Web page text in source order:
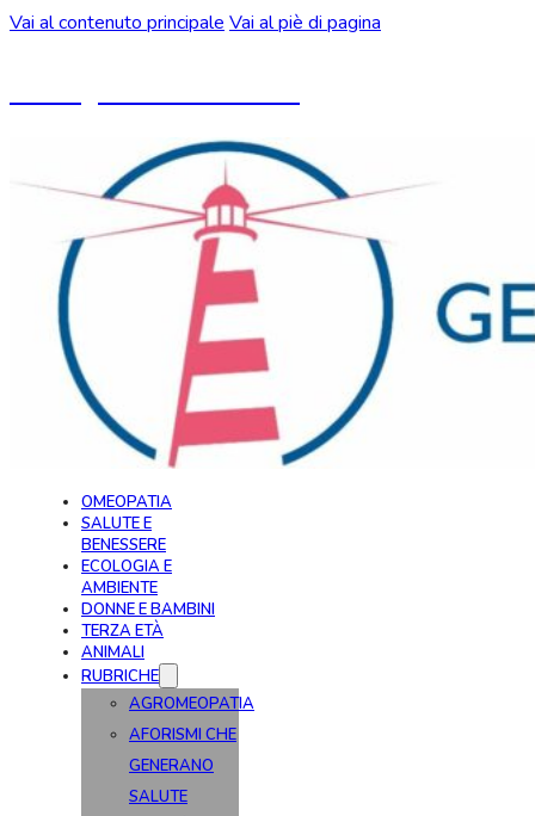
Vai al contenuto principale Vai al piè di pagina
OMEOPATIA
SALUTE E
BENESSERE
ECOLOGIA E
AMBIENTE
DONNE E BAMBINI
TERZA ETÀ
ANIMALI
RUBRICHE
AGROMEOPATIA
AFORISMI CHE
GENERANO
SALUTE